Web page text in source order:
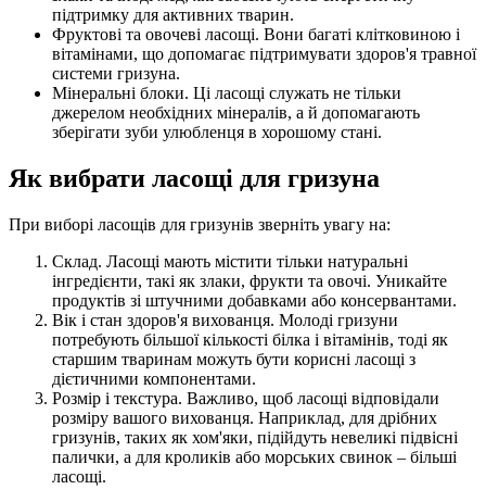
підтримку для активних тварин.
Фруктові та овочеві ласощі. Вони багаті клітковиною і
вітамінами, що допомагає підтримувати здоров'я травної
системи гризуна.
Мінеральні блоки. Ці ласощі служать не тільки
джерелом необхідних мінералів, а й допомагають
зберігати зуби улюбленця в хорошому стані.
Як вибрати ласощі для гризуна
При виборі ласощів для гризунів зверніть увагу на:
Склад. Ласощі мають містити тільки натуральні
інгредієнти, такі як злаки, фрукти та овочі. Уникайте
продуктів зі штучними добавками або консервантами.
Вік і стан здоров'я вихованця. Молоді гризуни
потребують більшої кількості білка і вітамінів, тоді як
старшим тваринам можуть бути корисні ласощі з
дієтичними компонентами.
Розмір і текстура. Важливо, щоб ласощі відповідали
розміру вашого вихованця. Наприклад, для дрібних
гризунів, таких як хом'яки, підійдуть невеликі підвісні
палички, а для кроликів або морських свинок – більші
ласощі.